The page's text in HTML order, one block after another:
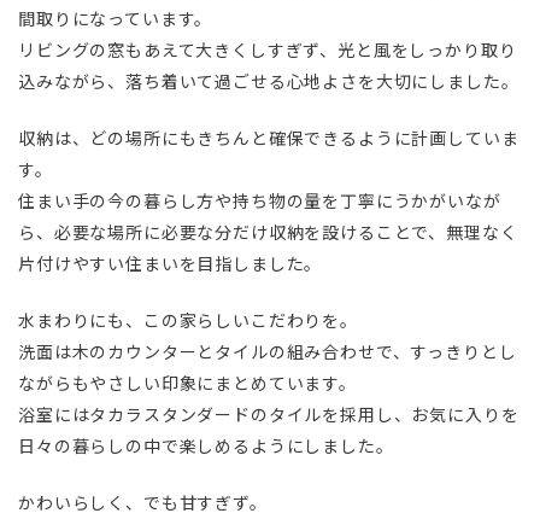
間取りになっています。
リビングの窓もあえて大きくしすぎず、光と風をしっかり取り
込みながら、落ち着いて過ごせる心地よさを大切にしました。
収納は、どの場所にもきちんと確保できるように計画していま
す。
住まい手の今の暮らし方や持ち物の量を丁寧にうかがいなが
ら、必要な場所に必要な分だけ収納を設けることで、無理なく
片付けやすい住まいを目指しました。
水まわりにも、この家らしいこだわりを。
洗面は木のカウンターとタイルの組み合わせで、すっきりとし
ながらもやさしい印象にまとめています。
浴室にはタカラスタンダードのタイルを採用し、お気に入りを
日々の暮らしの中で楽しめるようにしました。
かわいらしく、でも甘すぎず。